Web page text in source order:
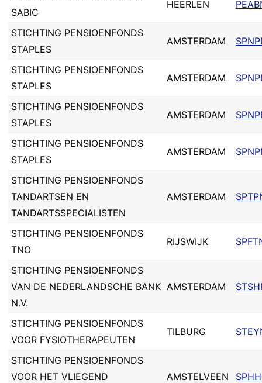
SABIC
HEERLEN
STICHTING PENSIOENFONDS
STAPLES
AMSTERDAM
STICHTING PENSIOENFONDS
STAPLES
AMSTERDAM
STICHTING PENSIOENFONDS
STAPLES
AMSTERDAM
STICHTING PENSIOENFONDS
STAPLES
AMSTERDAM
STICHTING PENSIOENFONDS
TANDARTSEN EN
TANDARTSSPECIALISTEN
AMSTERDAM
STICHTING PENSIOENFONDS
TNO
RIJSWIJK
STICHTING PENSIOENFONDS
VAN DE NEDERLANDSCHE BANK
N.V.
AMSTERDAM
STICHTING PENSIOENFONDS
VOOR FYSIOTHERAPEUTEN
TILBURG
STICHTING PENSIOENFONDS
VOOR HET VLIEGEND
AMSTELVEEN